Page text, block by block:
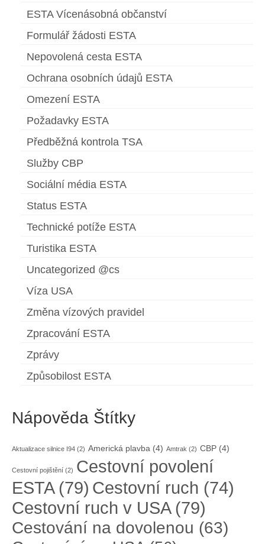
ESTA Vícenásobná občanství
Formulář žádosti ESTA
Nepovolená cesta ESTA
Ochrana osobních údajů ESTA
Omezení ESTA
Požadavky ESTA
Předběžná kontrola TSA
Služby CBP
Sociální média ESTA
Status ESTA
Technické potíže ESTA
Turistika ESTA
Uncategorized @cs
Víza USA
Změna vízových pravidel
Zpracování ESTA
Zprávy
Způsobilost ESTA
Nápověda Štítky
Aktualizace silnice I94 (2) Americká plavba (4) Amtrak (2) CBP (4)
Cestovní pojištění (2) Cestovní povolení
ESTA(79) Cestovní ruch (74)
Cestovní ruch v USA(79)
Cestování na dovolenou (63)